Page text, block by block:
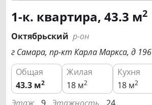
1-к. квартира, 43.3 м2
Октябрьский р-он
г Самара, пр-кт Карла Маркса, д 196
Общая
Жилая
Кухня
43.3 м2 18 м2 18 м2